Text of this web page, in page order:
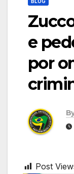
e
por
Post